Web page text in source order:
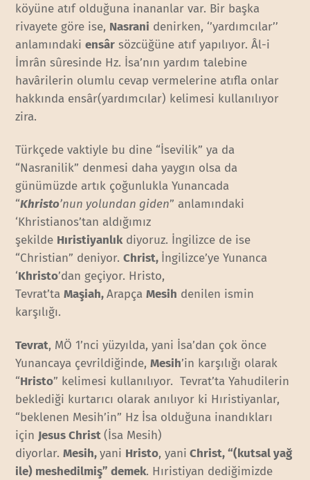
köyüne atıf olduğuna inananlar var. Bir başka
rivayete göre ise, Nasrani denirken, ‘’yardımcılar’’
anlamındakiensâr sözcüğüne atıf yapılıyor. Âl-i
İmrân sûresinde Hz. İsa’nın yardım talebine
havârilerin olumlu cevap vermelerine atıfla onlar
hakkında ensâr(yardımcılar) kelimesi kullanılıyor
zira.
Türkçede vaktiyle bu dine “İsevilik” ya da
“Nasranilik” denmesi daha yaygın olsa da
günümüzde artık çoğunlukla Yunancada
“Khristo’nun yolundan giden” anlamındaki
‘Khristianos’tan aldığımız
şekilde Hıristiyanlıkdiyoruz. İngilizce de ise
“Christian” deniyor.Christ, İngilizce’ye Yunanca
‘Khristo’dan geçiyor. Hristo,
Tevrat’taMaşiah,ArapçaMesih denilen ismin
karşılığı.
Tevrat, MÖ 1’nci yüzyılda, yani İsa’dan çok önce
Yunancaya çevrildiğinde,Mesih’in karşılığı olarak
“Hristo” kelimesi kullanılıyor. Tevrat’ta Yahudilerin
beklediği kurtarıcı olarak anılıyor ki Hıristiyanlar,
“beklenen Mesih’in” Hz İsa olduğuna inandıkları
için Jesus Christ(İsa Mesih)
diyorlar.Mesih,yani Hristo, yani Christ, “(kutsal yağ
ile) meshedilmiş” demek. Hıristiyan dediğimizde